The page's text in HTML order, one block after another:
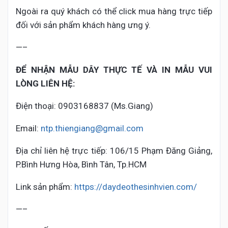
Ngoài ra quý khách có thể click mua hàng trực tiếp
đối với sản phẩm khách hàng ưng ý.
—–
ĐỂ NHẬN MẪU DÂY THỰC TẾ VÀ IN MẪU VUI
LÒNG LIÊN HỆ:
Điện thoại: 0903168837 (Ms.Giang)
Email: ntp.thiengiang@gmail.com
Địa chỉ liên hệ trực tiếp: 106/15 Phạm Đăng Giảng,
P.Bình Hưng Hòa, Bình Tân, Tp.HCM
Link sản phẩm: https://daydeothesinhvien.com/
—–